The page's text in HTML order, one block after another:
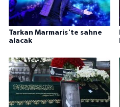
Tarkan Marmaris'te sahne
alacak